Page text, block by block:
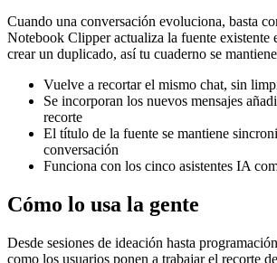
Cuando una conversación evoluciona, basta
Notebook Clipper actualiza la fuente existente
crear un duplicado, así tu cuaderno se
Vuelve a recortar el mismo chat, sin
Se incorporan los nuevos mensajes
recorte
El título de la fuente se mantiene
conversación
Funciona con los cinco asistentes IA
Cómo lo usa la gente
Desde sesiones de ideación hasta
como los usuarios ponen a trabajar el recorte